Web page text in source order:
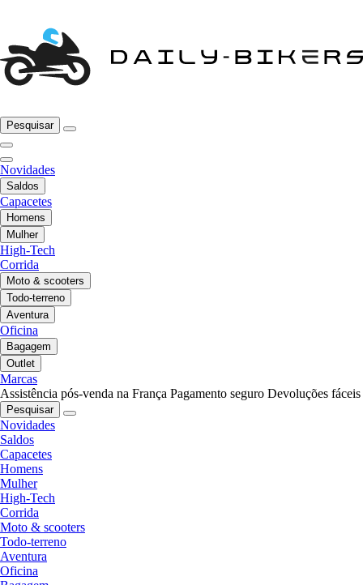
Pesquisar
Novidades
Saldos
Capacetes
Homens
Mulher
High-Tech
Corrida
Moto & scooters
Todo-terreno
Aventura
Oficina
Bagagem
Outlet
Marcas
Assistência pós-venda na França Pagamento seguro Devoluções fáceis
Pesquisar
Novidades
Saldos
Capacetes
Homens
Mulher
High-Tech
Corrida
Moto & scooters
Todo-terreno
Aventura
Oficina